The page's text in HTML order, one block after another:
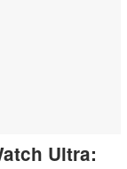
Ultra: